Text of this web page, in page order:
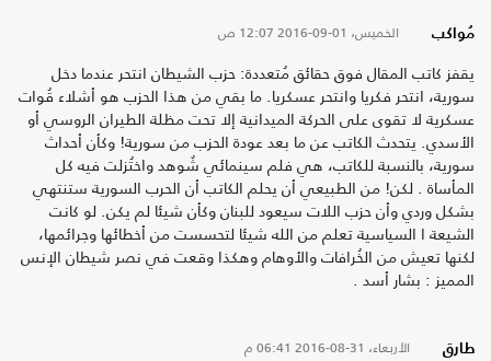
مُواكب الخميس، 01-09-2016 12:07 ص
يقفز كاتب المقال فوق حقائق مُتعددة: حزب الشيطان انتحر عندما دخل
سورية، انتحر فكريا وانتحر عسكريا. ما بقي من هذا الحزب هو أشلاء قُوات
عسكرية لا تقوى على الحركة الميدانية إلا تحت مظلة الطيران الروسي أو
الأسدي. يتحدث الكاتب عن ما بعد عودة الحزب من سورية! وكأن أحداث
سورية، بالنسبة للكاتب، هي فلم سينمائي شٌوهد واختُزلت فيه كل
المأساة . لكن! من الطبيعي أن يحلم الكاتب أن الحرب السورية ستنتهي
بشكل وردي وأن حزب اللات سيعود للبنان وكأن شيئا لم يكن. لو كانت
الشيعة ا السياسية تعلم من الله شيئا لتحسست من أخطائها وجرائمها،
لكنها تعيش من الخُرافات والأوهام وهكذا وقعت في نصر شيطان الإنس
المميز : بشار أسد .
طارق الأربعاء، 31-08-2016 06:41 م